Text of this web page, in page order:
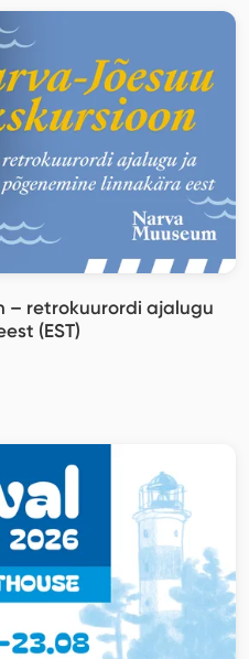
– retrokuurordi ajalugu
(EST)